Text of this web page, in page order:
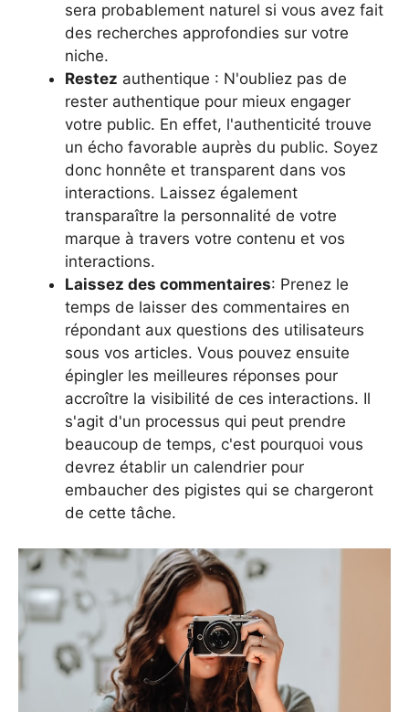
sera probablement naturel si vous avez fait
des recherches approfondies sur votre
niche.
Restez authentique : N'oubliez pas de
rester authentique pour mieux engager
votre public. En effet, l'authenticité trouve
un écho favorable auprès du public. Soyez
donc honnête et transparent dans vos
interactions. Laissez également
transparaître la personnalité de votre
marque à travers votre contenu et vos
interactions.
Laissez des commentaires: Prenez le
temps de laisser des commentaires en
répondant aux questions des utilisateurs
sous vos articles. Vous pouvez ensuite
épingler les meilleures réponses pour
accroître la visibilité de ces interactions. Il
s'agit d'un processus qui peut prendre
beaucoup de temps, c'est pourquoi vous
devrez établir un calendrier pour
embaucher des pigistes qui se chargeront
de cette tâche.